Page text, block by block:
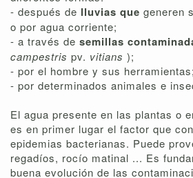
- después de lluvias que generen
o por agua corriente;
- a través de semillas
campestris pv. vitians );
- por el hombre y sus herramientas;
- por determinados animales e
El agua presente en las plantas o
es en primer lugar el factor que
epidemias bacterianas. Puede
regadíos, rocío matinal ... Es
buena evolución de las